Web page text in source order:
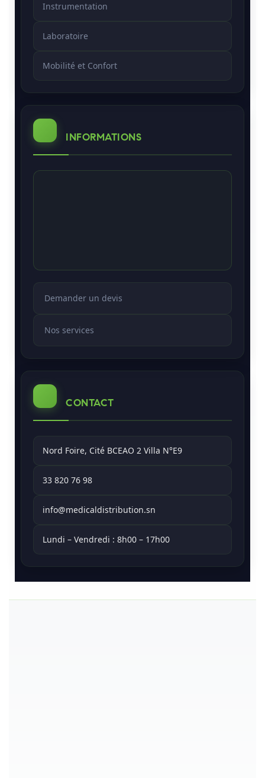
Instrumentation
Laboratoire
Mobilité et Confort
INFORMATIONS
Demander un devis
Nos services
CONTACT
Nord Foire, Cité BCEAO 2 Villa N°E9
33 820 76 98
info@medicaldistribution.sn
Lundi – Vendredi : 8h00 – 17h00